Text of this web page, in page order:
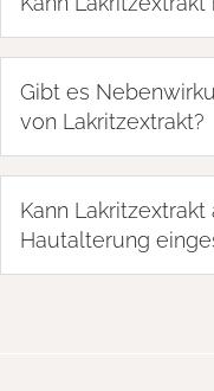
Gibt es
von Lakritzextrakt?
Kann
Hautalterung